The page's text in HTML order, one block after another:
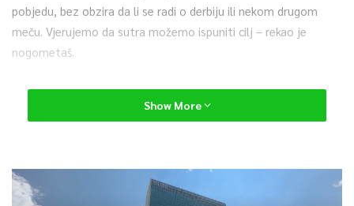
pobjedu, bez obzira da li se radi o derbiju ili nekom drugom
meču. Vjerujemo da sutra možemo ispuniti cilj – rekao je
nogometaš.
Navodi da je derbi između sarajevskih rivala poseban meč, koji
igrači osjećaju od omaldinskog pogona.
Uvijek nas prati ta pozitivna trema. Iako donosi isti broj
bodova kao i svaka druga, za nas i za navijače naših klubova
Show More